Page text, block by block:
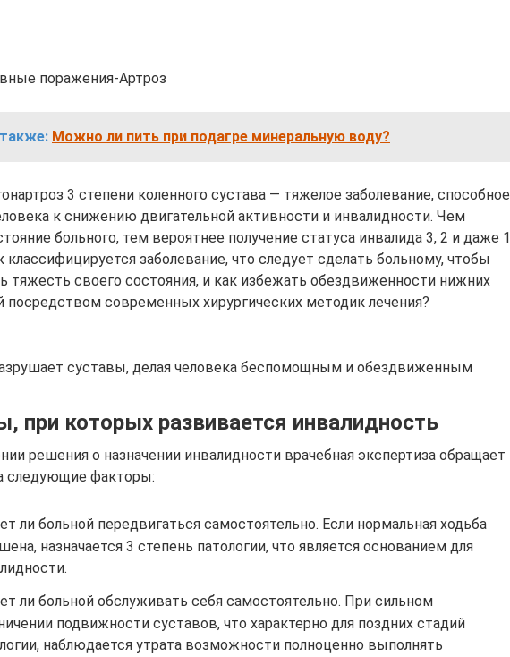
поражения-Артроз
Можно ли пить при подагре минеральную воду?
3 степени коленного сустава — тяжелое заболевание, способное
к снижению двигательной активности и инвалидности. Чем
больного, тем вероятнее получение статуса инвалида 3, 2 и даже 1
классифицируется заболевание, что следует сделать больному, чтобы
тяжесть своего состояния, и как избежать обездвиженности нижних
посредством современных хирургических методик лечения?
суставы, делая человека беспомощным и обездвиженным
при которых развивается инвалидность
решения о назначении инвалидности врачебная экспертиза обращает
следующие факторы:
ли больной передвигаться самостоятельно. Если нормальная ходьба
назначается 3 степень патологии, что является основанием для
ли больной обслуживать себя самостоятельно. При сильном
подвижности суставов, что характерно для поздних стадий
наблюдается утрата возможности полноценно выполнять